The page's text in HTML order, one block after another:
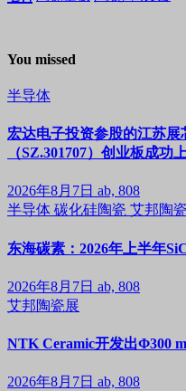
You missed
半导体
宏达电子投资参股的江苏展
（SZ.301707）创业板成功
2026年8月7日 ab, 808
半导体 碳化硅陶瓷 艾邦陶
东海碳素：2026年上半年
2026年8月7日 ab, 808
艾邦陶瓷展
NTK Ceramic开发出Φ300
2026年8月7日 ab, 808